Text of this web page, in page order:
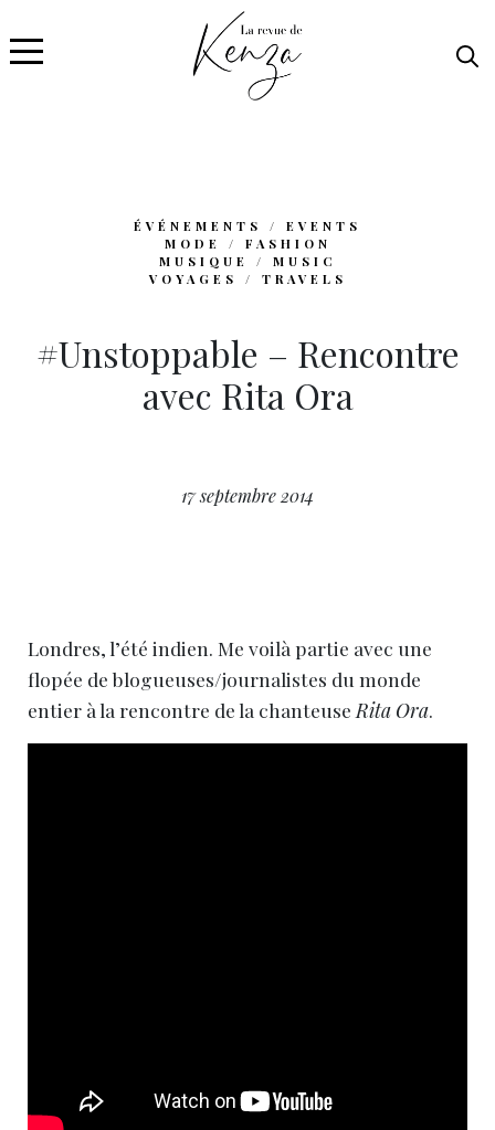
ÉVÉNEMENTS / EVENTS
MODE / FASHION
MUSIQUE / MUSIC
VOYAGES / TRAVELS
#Unstoppable – Rencontre
avec Rita Ora
17 septembre 2014
Londres, l’été indien. Me voilà partie avec une
flopée de blogueuses/journalistes du monde
entier à la rencontre de la chanteuse Rita Ora.